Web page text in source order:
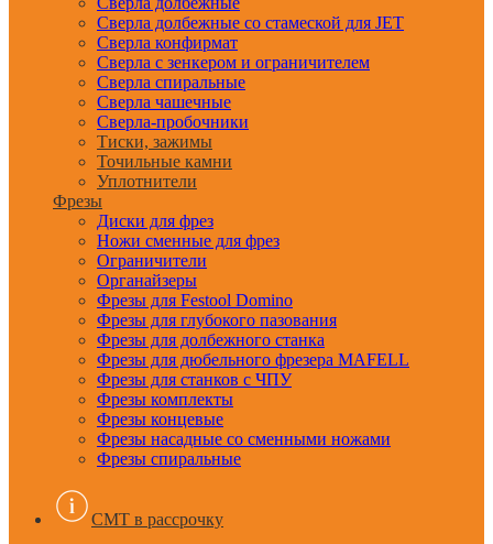
Сверла долбежные со стамеской для JET
Сверла конфирмат
Сверла с зенкером и ограничителем
Сверла спиральные
Сверла чашечные
Сверла-пробочники
Тиски, зажимы
Точильные камни
Уплотнители
Фрезы
Диски для фрез
Ножи сменные для фрез
Ограничители
Органайзеры
Фрезы для Festool Domino
Фрезы для глубокого пазования
Фрезы для долбежного станка
Фрезы для дюбельного фрезера MAFELL
Фрезы для станков с ЧПУ
Фрезы комплекты
Фрезы концевые
Фрезы насадные со сменными ножами
Фрезы спиральные
CMT в рассрочку